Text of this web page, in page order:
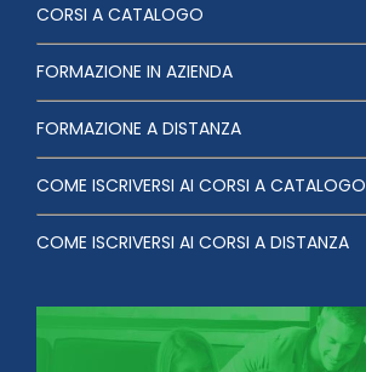
CORSI A CATALOGO
FORMAZIONE IN AZIENDA
FORMAZIONE A DISTANZA
COME ISCRIVERSI AI CORSI A CATALOGO
COME ISCRIVERSI AI CORSI A DISTANZA